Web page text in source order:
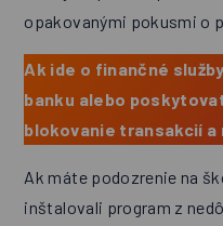
opakovanými pokusmi o
Ak ide o finančné
banku alebo
blokovanie transakcií
Ak máte podozrenie na
inštalovali program z